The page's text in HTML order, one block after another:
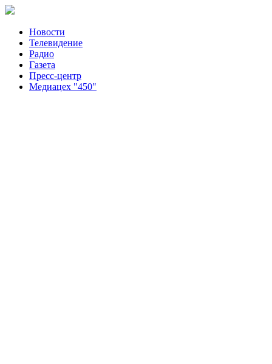
Новости
Телевидение
Радио
Газета
Пресс-центр
Медиацех "450"